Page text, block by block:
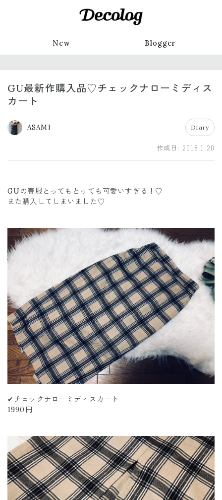
New Blogger
GU最新作購入品♡チェックナローミディス
カート
ASAMI Diary
作成日: 2018.1.20
GUの春服とってもとっても可愛いすぎる！♡
また購入してしまいました♡
✔︎チェックナローミディスカート
1990円